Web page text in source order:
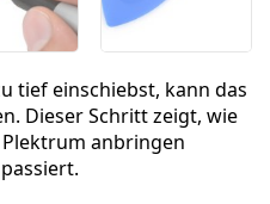
tief einschiebst, kann das
Dieser Schritt zeigt, wie
anbringen